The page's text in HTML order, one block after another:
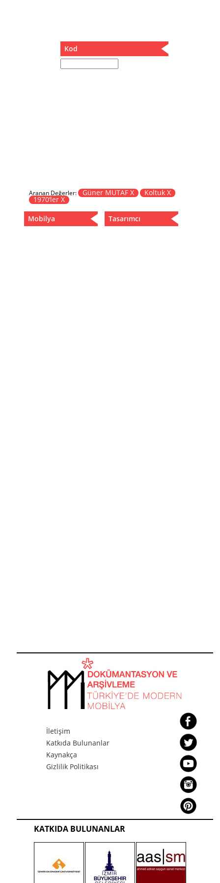
Separatör
Zigon
Kod
Aranan Değerler: Güner MUTAF X Koltuk X
1970‘ler X
Mobilya Tasarımcı
İletişim
Katkıda Bulunanlar
Kaynakça
Gizlilik Politikası
KATKIDA BULUNANLAR